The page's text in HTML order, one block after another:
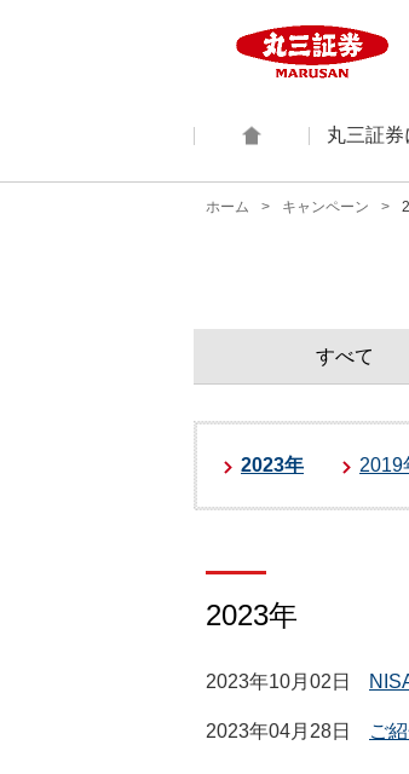
丸三証券
ホーム キャンペーン
すべて
2023年 2019
2023年
2023年10月02日
2023年04月28日 ご